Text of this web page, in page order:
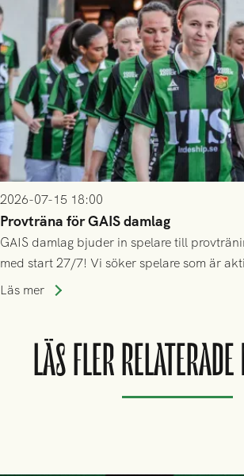
2026-07-15 18:00
Provträna för GAIS damlag
GAIS damlag bjuder in spelare till
med start 27/7! Vi söker spelare som är
division 3-nivå.
Läs mer
LÄS FLER